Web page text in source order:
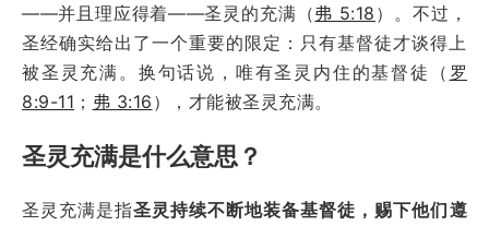
——并且理应得着——圣灵的充满（弗 5:18 ）。不过，
圣经确实给出了一个重要的限定：只有基督徒才谈得上
被圣灵充满。换句话说，唯有圣灵内住的基督徒（ 罗
8:9-11 ； 弗 3:16 ），才能被圣灵充满。
圣灵充满是什么意思？
圣灵充满是指圣灵持续不断地装备基督徒，赐下他们遵